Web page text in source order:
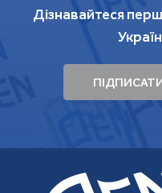
Дізнавайтеся